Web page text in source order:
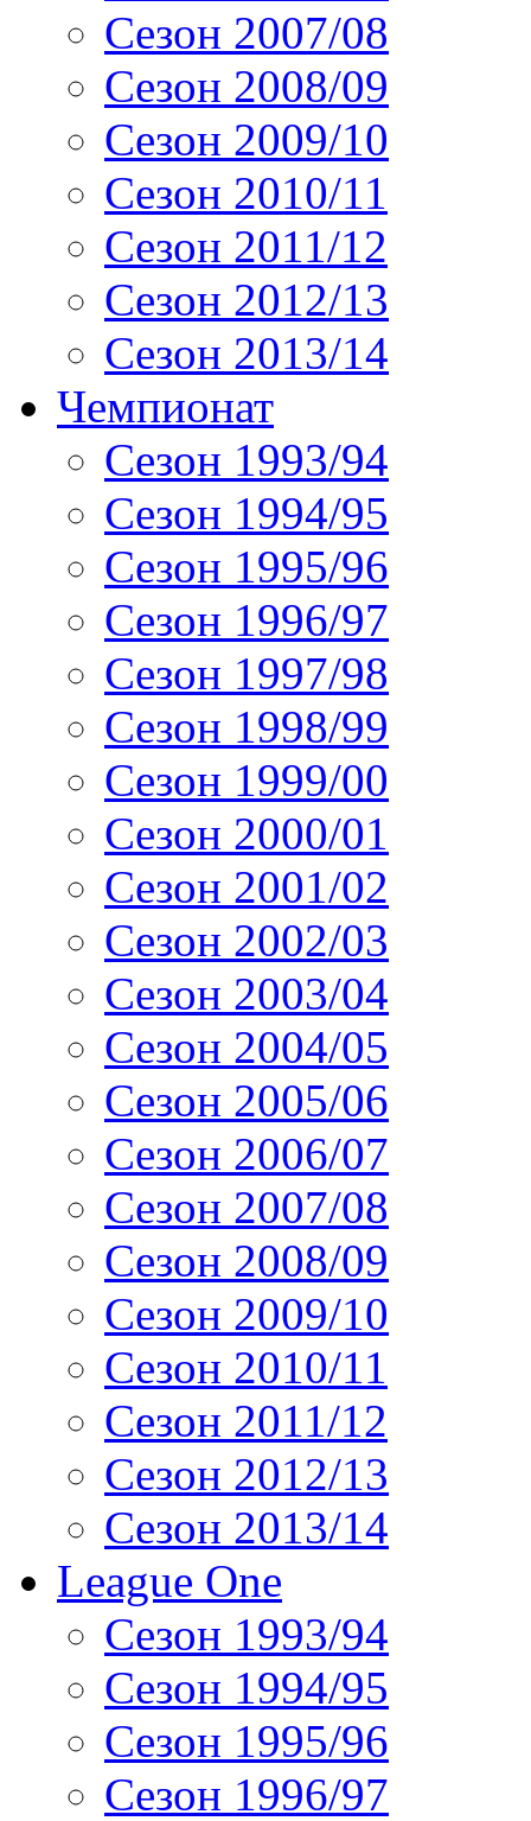
Сезон 2007/08
Сезон 2008/09
Сезон 2009/10
Сезон 2010/11
Сезон 2011/12
Сезон 2012/13
Сезон 2013/14
Чемпионат
Сезон 1993/94
Сезон 1994/95
Сезон 1995/96
Сезон 1996/97
Сезон 1997/98
Сезон 1998/99
Сезон 1999/00
Сезон 2000/01
Сезон 2001/02
Сезон 2002/03
Сезон 2003/04
Сезон 2004/05
Сезон 2005/06
Сезон 2006/07
Сезон 2007/08
Сезон 2008/09
Сезон 2009/10
Сезон 2010/11
Сезон 2011/12
Сезон 2012/13
Сезон 2013/14
League One
Сезон 1993/94
Сезон 1994/95
Сезон 1995/96
Сезон 1996/97